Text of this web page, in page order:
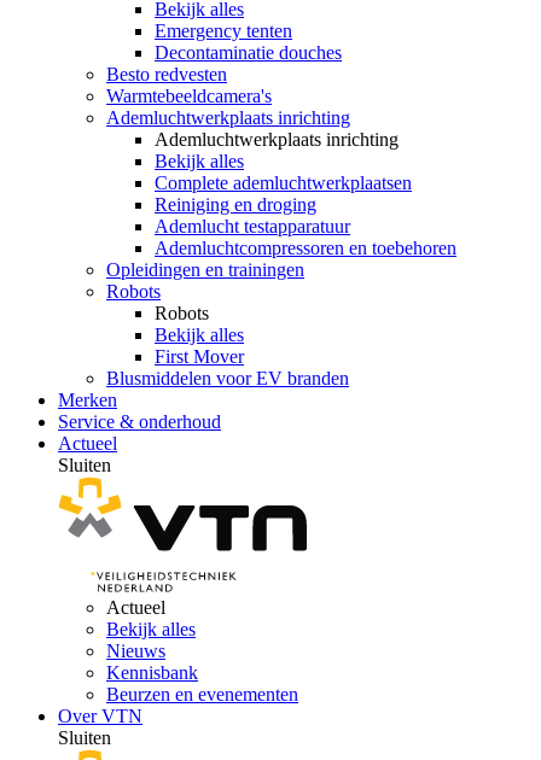
Bekijk alles
Emergency tenten
Decontaminatie douches
Besto redvesten
Warmtebeeldcamera's
Ademluchtwerkplaats inrichting
Ademluchtwerkplaats inrichting
Bekijk alles
Complete ademluchtwerkplaatsen
Reiniging en droging
Ademlucht testapparatuur
Ademluchtcompressoren en toebehoren
Opleidingen en trainingen
Robots
Robots
Bekijk alles
First Mover
Blusmiddelen voor EV branden
Merken
Service & onderhoud
Actueel
Sluiten
Actueel
Bekijk alles
Nieuws
Kennisbank
Beurzen en evenementen
Over VTN
Sluiten